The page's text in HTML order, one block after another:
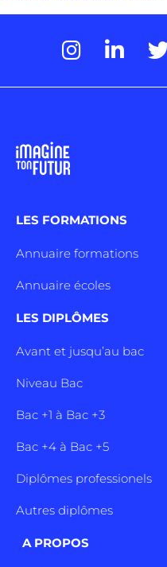
LES FORMATIONS
Annuaire formations
Annuaire écoles
LES DIPLÔMES
Avant et jusqu’au bac
Niveau Bac
Bac +1 à Bac +3
Bac +4 à Bac +5
Diplômes professionels
Autres diplômes
A PROPOS